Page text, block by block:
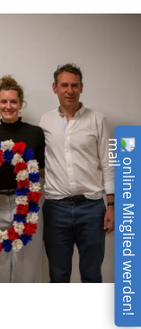
online Mitglied werden!